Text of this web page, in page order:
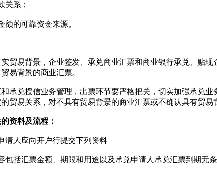
系；
的可靠资金来源。
易背景，企业签发、承兑商业汇票和商业银行承兑、贴现
易背景的商业汇票。
兑授信业务管理，出票环节要严格把关，切实加强承兑业
贸易关系，对不具有贸易背景的商业汇票或不确认具有贸易
资料及流程：
人应向开户行提交下列资料
汇票金额、期限和用途以及承兑申请人承兑汇票到期无条